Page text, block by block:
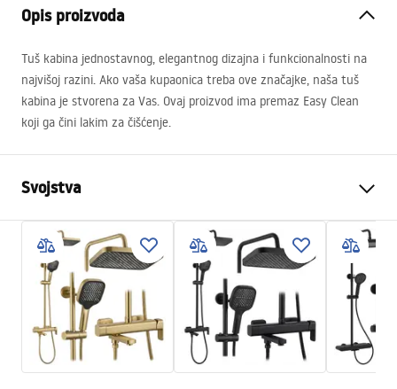
Opis proizvoda
Tuš kabina jednostavnog, elegantnog dizajna i funkcionalnosti na
najvišoj razini. Ako vaša kupaonica treba ove značajke, naša tuš
kabina je stvorena za Vas. Ovaj proizvod ima premaz Easy Clean
koji ga čini lakim za čišćenje.
Svojstva
Dimenzije (vrata x vrata)
80x100
Boja
Brushed Gold
Tip kabine
Ugao
Boja stakla
Transparent 6mm
Način otvaranja
klizni
Montaža
Na tuš kadi ili podu